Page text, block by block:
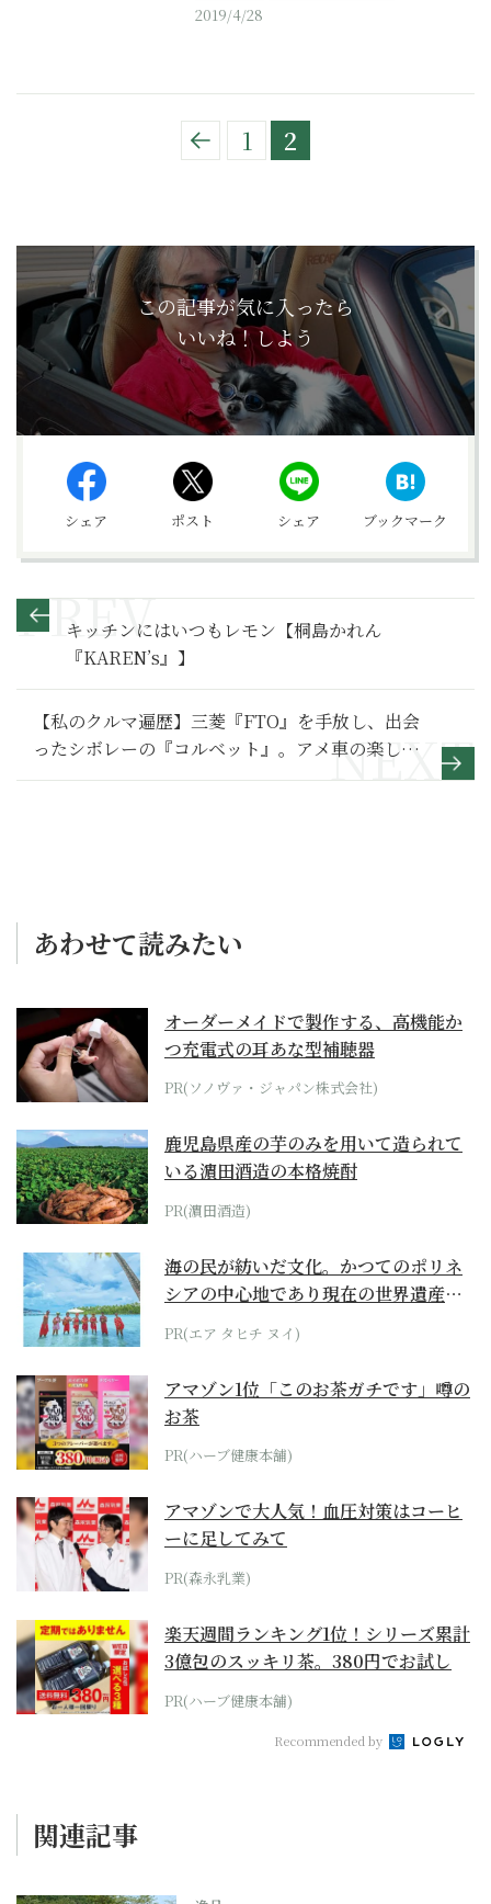
2019/4/28
1 2
この記事が気に入ったら
いいね！しよう
シェア ポスト シェア ブックマーク
キッチンにはいつもレモン【桐島かれん
『KAREN’s』】
【私のクルマ遍歴】三菱『FTO』を手放し、出会
ったシボレーの『コルベット』。アメ車の楽しさ
と、維持することの難しさを知る（後編）
あわせて読みたい
オーダーメイドで製作する、高機能か
つ充電式の耳あな型補聴器
PR(ソノヴァ・ジャパン株式会社)
鹿児島県産の芋のみを用いて造られて
いる濵田酒造の本格焼酎
PR(濵田酒造)
海の民が紡いだ文化。かつてのポリネ
シアの中心地であり現在の世界遺産か
らみえてくる...
PR(エア タヒチ ヌイ)
アマゾン1位「このお茶ガチです」噂の
お茶
PR(ハーブ健康本舗)
アマゾンで大人気！血圧対策はコーヒ
ーに足してみて
PR(森永乳業)
楽天週間ランキング1位！シリーズ累計
3億包のスッキリ茶。380円でお試し
PR(ハーブ健康本舗)
Recommended by
関連記事